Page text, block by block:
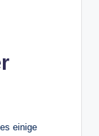
einige